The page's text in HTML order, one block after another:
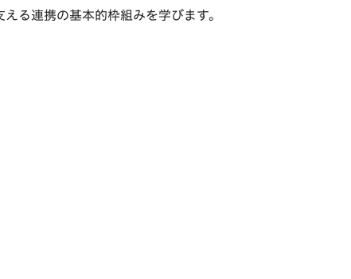
る連携の基本的枠組みを学びます。